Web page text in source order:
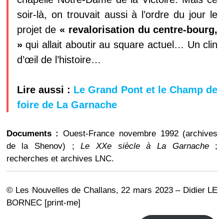
soir-là, on trouvait aussi à l’ordre du jour le
projet de « revalorisation du centre-bourg,
»qui allait aboutir au square actuel… Un clin
d’œil de l’histoire…
Lire aussi : Le Grand Pont et le Champ de
foire de La Garnache
Documents : Ouest-France novembre 1992 (archives
de la Shenov) ;Le XXe siècle à La Garnache;
recherches et archives LNC.
© Les Nouvelles de Challans, 22 mars 2023 – Didier LE
BORNEC [print-me]